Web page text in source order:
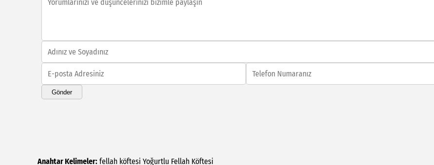
Gönder
Anahtar Kelimeler: fellah köftesi Yoğurtlu Fellah Köftesi